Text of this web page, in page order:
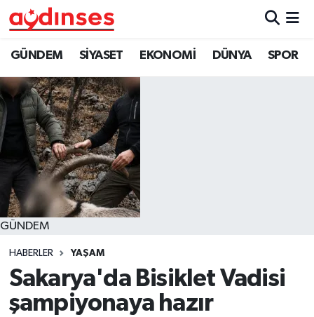
GÜNDEM SİYASET EKONOMİ DÜNYA SPOR
GÜNDEM
HABERLER YAŞAM
Sakarya'da Bisiklet Vadisi
şampiyonaya hazır
GÜNDEM
SİYASET
EKONOMİ
DÜNYA
SPOR
MAGAZİN
YAŞAM
Nöbetçi Eczaneler
Hava Durumu
Aydin Namaz Vakitleri
Trafik Durumu
Süper Lig Puan Durumu ve Fikstür
Tüm Manşetler
Son Dakika Haberleri
Haber Arşivi